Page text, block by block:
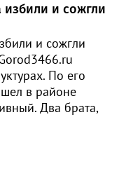
избили и сожгли
и сожгли
По его
в районе
Два брата,